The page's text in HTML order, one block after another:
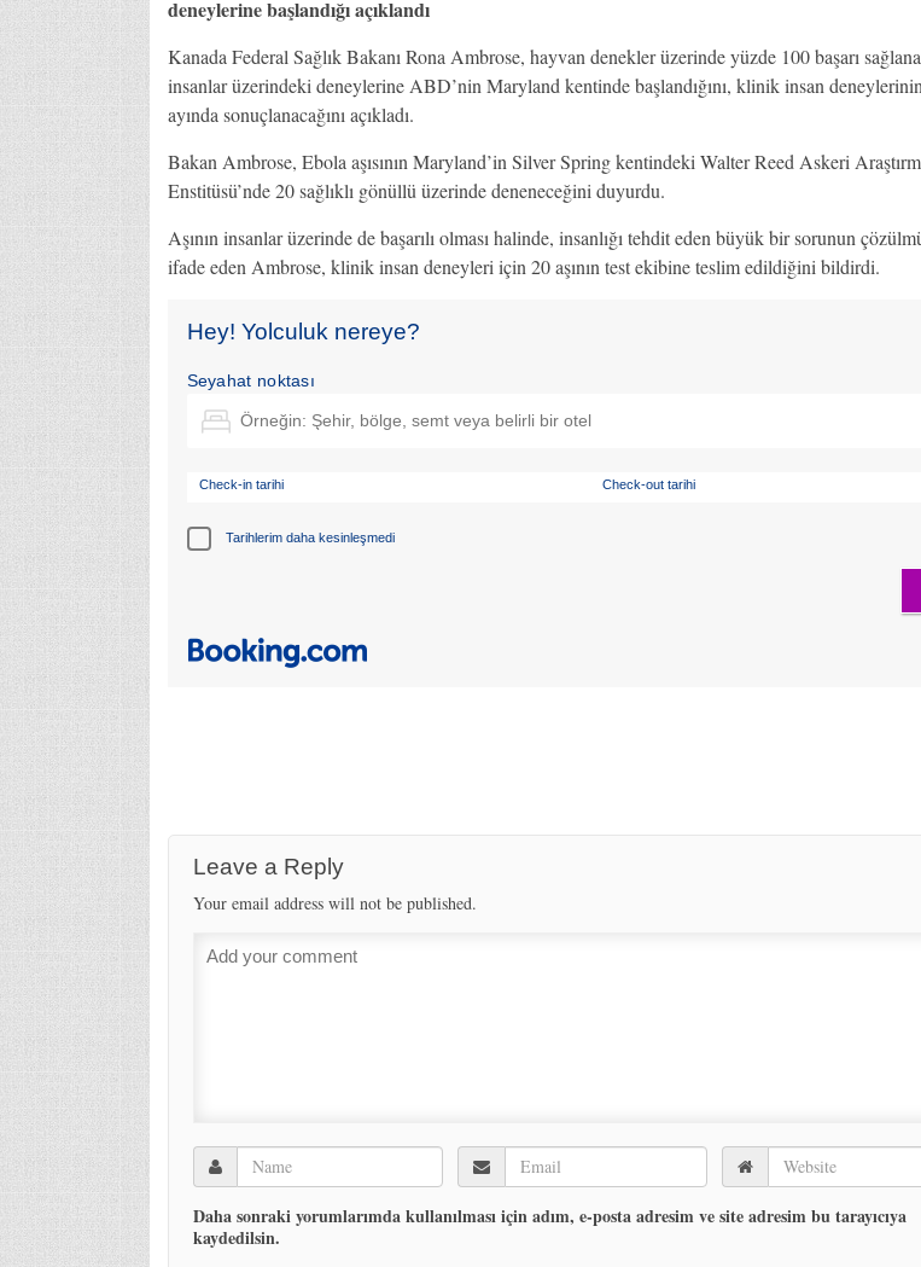
deneylerine başlandığı açıklandı
Kanada Federal Sağlık Bakanı Rona Ambrose, hayvan denekler üzerinde yüzde 100 başarı
insanlar üzerindeki deneylerine ABD’nin Maryland kentinde başlandığını, klinik insan
ayında sonuçlanacağını açıkladı.
Bakan Ambrose, Ebola aşısının Maryland’in Silver Spring kentindeki Walter Reed Askeri
Enstitüsü’nde 20 sağlıklı gönüllü üzerinde deneneceğini duyurdu.
Aşının insanlar üzerinde de başarılı olması halinde, insanlığı tehdit eden büyük bir sorunun
ifade eden Ambrose, klinik insan deneyleri için 20 aşının test ekibine teslim edildiğini bildirdi.
Hey! Yolculuk nereye?
Seyahat noktası
Check-in tarihi Check-out tarihi
Tarihlerim daha kesinleşmedi
Leave a Reply
Your email address will not be published.
Daha sonraki yorumlarımda kullanılması için adım, e-posta adresim ve site adresim bu tarayıcıya
kaydedilsin.